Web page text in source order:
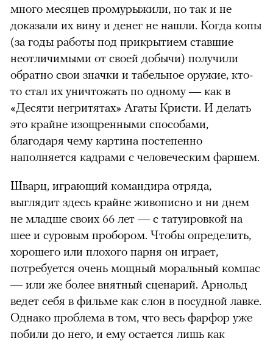
много месяцев промурыжили, но так и не
доказали их вину и денег не нашли. Когда копы
(за годы работы под прикрытием ставшие
неотличимыми от своей добычи) получили
обратно свои значки и табельное оружие, кто-
то стал их уничтожать по одному — как в
«Десяти негритятах» Агаты Кристи. И делать
это крайне изощренными способами,
благодаря чему картина постепенно
наполняется кадрами с человеческим фаршем.
Шварц, играющий командира отряда,
выглядит здесь крайне живописно и ни днем
не младше своих 66 лет — с татуировкой на
шее и суровым пробором. Чтобы определить,
хорошего или плохого парня он играет,
потребуется очень мощный моральный компас
— или же более внятный сценарий. Арнольд
ведет себя в фильме как слон в посудной лавке.
Однако проблема в том, что весь фарфор уже
побили до него, и ему остается лишь как